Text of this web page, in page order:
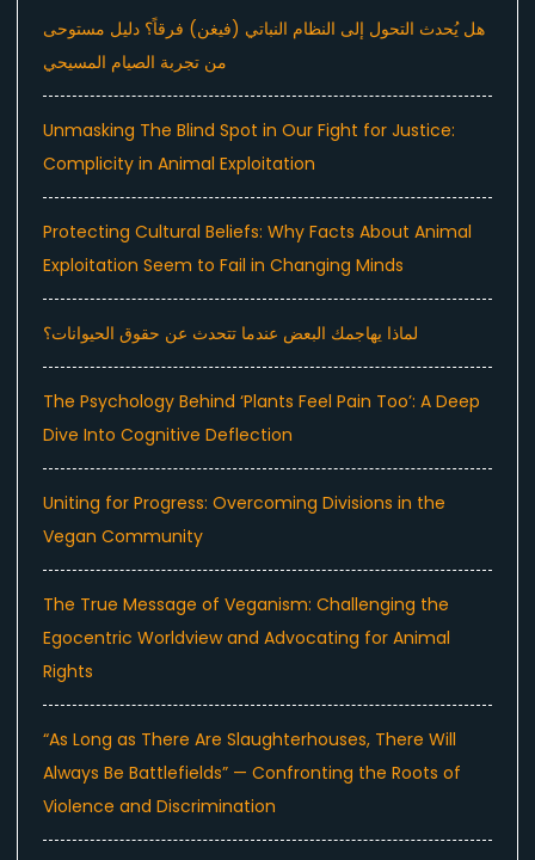
هل يُحدث التحول إلى النظام النباتي (فيغن) فرقاً؟ دليل مستوحى
من تجربة الصيام المسيحي
Unmasking The Blind Spot in Our Fight for Justice:
Complicity in Animal Exploitation
Protecting Cultural Beliefs: Why Facts About Animal
Exploitation Seem to Fail in Changing Minds
لماذا يهاجمك البعض عندما تتحدث عن حقوق الحيوانات؟
The Psychology Behind ‘Plants Feel Pain Too’: A Deep
Dive Into Cognitive Deflection
Uniting for Progress: Overcoming Divisions in the
Vegan Community
The True Message of Veganism: Challenging the
Egocentric Worldview and Advocating for Animal
Rights
“As Long as There Are Slaughterhouses, There Will
Always Be Battlefields” — Confronting the Roots of
Violence and Discrimination